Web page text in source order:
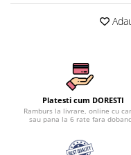
Platesti cum DORESTI
Ramburs la livrare, online cu
sau pana la 6 rate fara